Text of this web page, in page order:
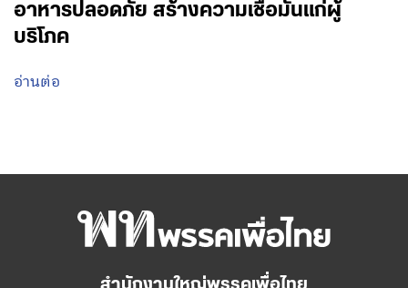
อาหารปลอดภัย สร้างความเชื่อมั่นแก่ผู้
บริโภค
อ่านต่อ